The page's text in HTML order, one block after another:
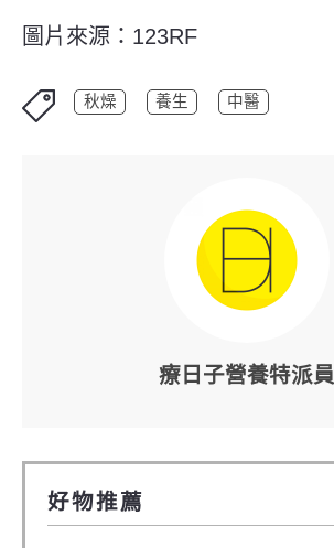
圖片來源：123RF
秋燥 養生 中醫
療日子營養特派員
好物推薦